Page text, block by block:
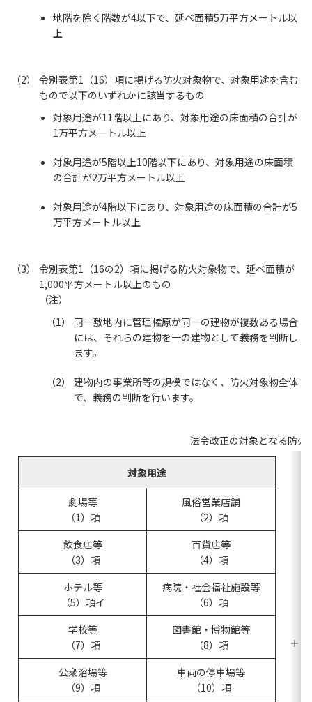
地階を除く階数が4以下で、延べ面積5万平方メートル以
上
令別表第1（16）項に掲げる防火対象物で、対象用途を含む
もので以下のいずれかに該当するもの
対象用途が11階以上にあり、対象用途の床面積の合計が
1万平方メートル以上
対象用途が5階以上10階以下にあり、対象用途の床面積
の合計が2万平方メートル以上
対象用途が4階以下にあり、対象用途の床面積の合計が5
万平方メートル以上
令別表第1（16の2）項に掲げる防火対象物で、延べ面積が
1,000平方メートル以上のもの
（注）
同一敷地内に管理権原が同一の建物が複数ある場合
には、それらの建物を一の建物として義務を判断し
ます。
建物内の事業所等の規模ではなく、防火対象物全体
で、義務の判断を行います。
法令改正の対象となる防火
対象用途
劇場等
（1）項
風俗営業店舗
（2）項
飲食店等
（3）項
百貨店等
（4）項
ホテル等
（5）項イ
病院・社会福祉施設等
（6）項
学校等
（7）項
図書館・博物館等
（8）項
公衆浴場等
（9）項
車両の停車場等
（10）項
＋